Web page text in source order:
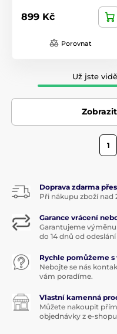
899 Kč
Porovnat
Už jste
1
Doprava zdarma
Při nákupu zboží nad
Garance vrácení
Garantujeme
do 14 dnů od
Rychle pomůžeme s
Nebojte se nás
vám poradíme.
Vlastní kamenná
Můžete nakoupit
objednávky z e-